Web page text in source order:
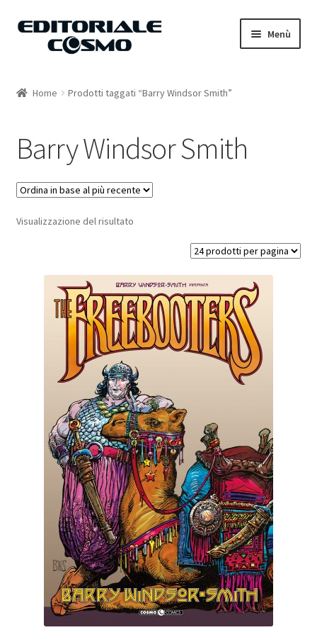
Vai
Vai
Menù
Carrello
Il mio account
Home Prodotti taggati “Barry Windsor Smith”
Barry Windsor Smith
Visualizzazione del risultato